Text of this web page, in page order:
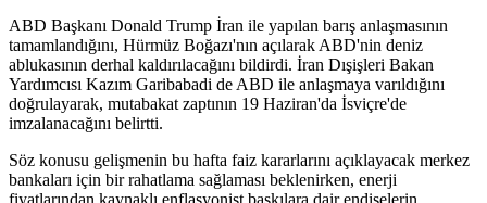
ABD Başkanı Donald Trump İran ile yapılan barış anlaşmasının
tamamlandığını, Hürmüz Boğazı'nın açılarak ABD'nin deniz
ablukasının derhal kaldırılacağını bildirdi. İran Dışişleri Bakan
Yardımcısı Kazım Garibabadi de ABD ile anlaşmaya varıldığını
doğrulayarak, mutabakat zaptının 19 Haziran'da İsviçre'de
imzalanacağını belirtti.
Söz konusu gelişmenin bu hafta faiz kararlarını açıklayacak merkez
bankaları için bir rahatlama sağlaması beklenirken, enerji